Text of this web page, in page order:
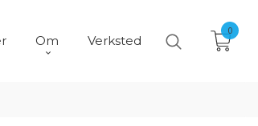
Om Verksted
0